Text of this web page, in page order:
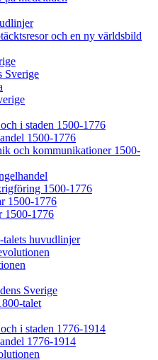
och en ny världsbild
Sverige
i staden 1500-1776
1500-1776
och kommunikationer 1500-
1500-1776
1500-1776
1500-1776
talets huvudlinjer
Sverige
talet
i staden 1776-1914
1776-1914